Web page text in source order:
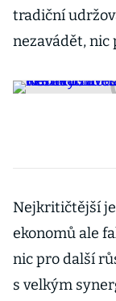
tradiční
nezavádět,
Nejkritičtější je
ekonomů ale
nic pro další
s velkým